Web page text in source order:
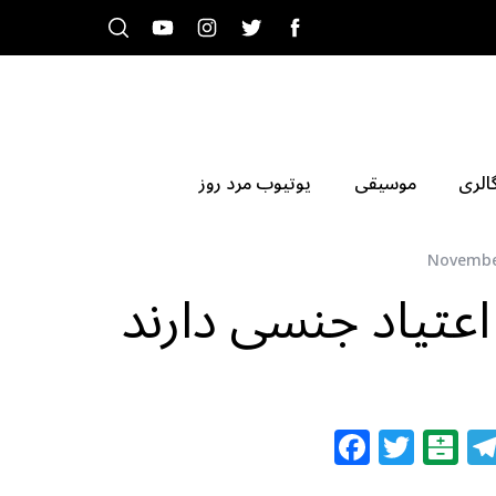
موسیقی یوتیوب مرد روز
جنسی دارند
F T B